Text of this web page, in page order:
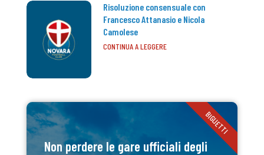
Risoluzione consensuale con
Francesco Attanasio e Nicola
Camolese
CONTINUA A LEGGERE
Non perdere le gare ufficiali degli
BIGLIETTI